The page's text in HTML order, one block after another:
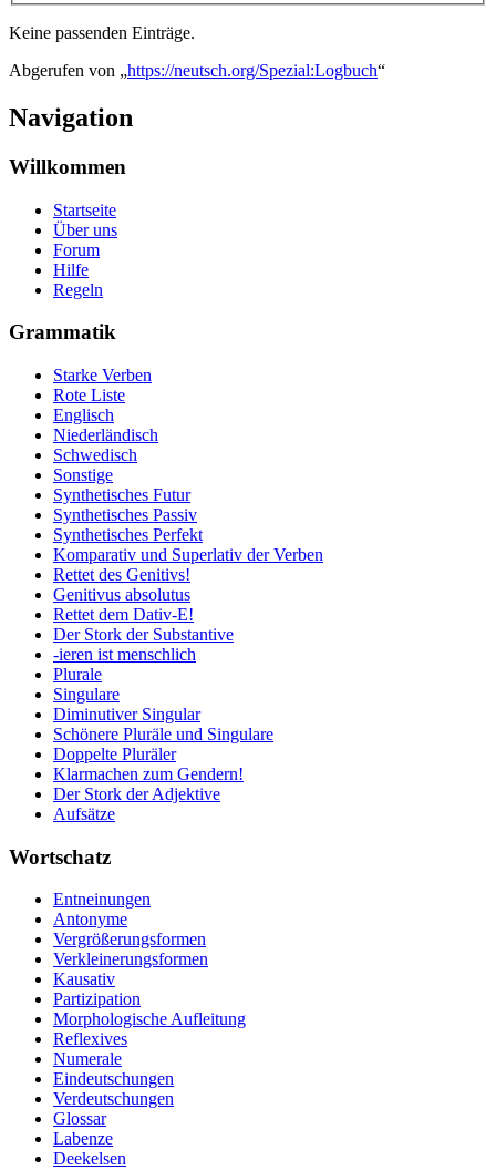
Keine passenden Einträge.
Abgerufen von „https://neutsch.org/Spezial:Logbuch“
Navigation
Willkommen
Startseite
Über uns
Forum
Hilfe
Regeln
Grammatik
Starke Verben
Rote Liste
Englisch
Niederländisch
Schwedisch
Sonstige
Synthetisches Futur
Synthetisches Passiv
Synthetisches Perfekt
Komparativ und Superlativ der Verben
Rettet des Genitivs!
Genitivus absolutus
Rettet dem Dativ-E!
Der Stork der Substantive
-ieren ist menschlich
Plurale
Singulare
Diminutiver Singular
Schönere Pluräle und Singulare
Doppelte Pluräler
Klarmachen zum Gendern!
Der Stork der Adjektive
Aufsätze
Wortschatz
Entneinungen
Antonyme
Vergrößerungsformen
Verkleinerungsformen
Kausativ
Partizipation
Morphologische Aufleitung
Reflexives
Numerale
Eindeutschungen
Verdeutschungen
Glossar
Labenze
Deekelsen